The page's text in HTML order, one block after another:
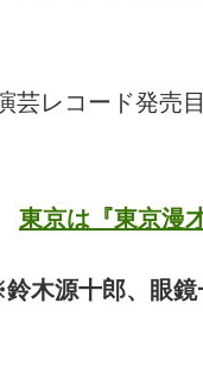
芸レコード発売
東京は『東京漫
木源十郎、眼鏡